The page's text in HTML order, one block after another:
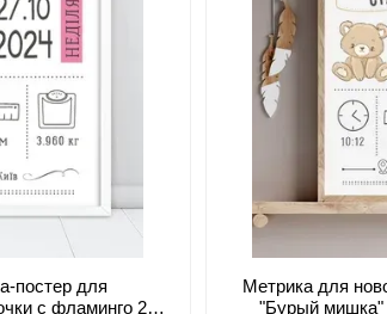
постер для
c фламинго 2
Метрика для
"Бурый мишка"